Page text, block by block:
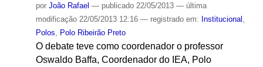
por João Rafael — publicado22/05/2013 — última
modificação22/05/2013 12:16 — registrado em: Institucional
Polos
Polo Ribeirão Preto
O debate teve como coordenador o professor
Oswaldo Baffa, Coordenador do IEA, Polo